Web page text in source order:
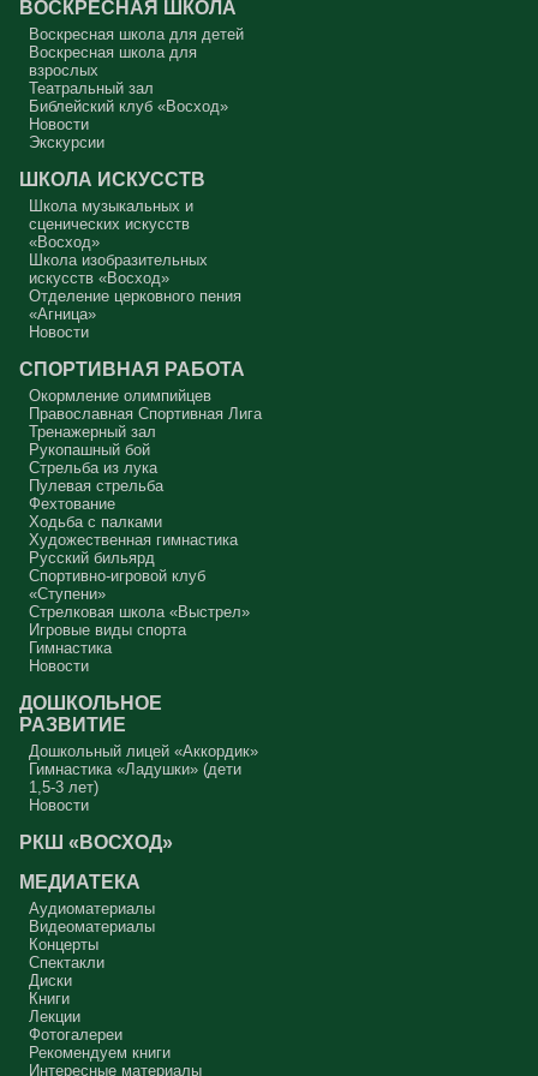
Сегодняшняя притча очень трудная. В ней хочется увидеть кого-то
другого, но не себя.
Вот с этим предлагается войти в сплошную неделю. Ещё раз:
сплошная неделя прошла, потом две мясопустные, третья –
Масленица, прощённое воскресенье. С чем я приду?
В нас должно быть внимание к тому, что время воздержания – это
дни для приготовления не только к Пасхе, а к Небесному Царству!
Это цель жизни. Я об этом забыл, я туда хочу, но я забыл. И я
сначала увидеть в себе этого урода, а потом начать с ним борьбу.
Аминь.
Протоиерей Андрей Алексеев
ВОСКРЕСНАЯ ШКОЛА
Воскресная школа для детей
Воскресная школа для
взрослых
Театральный зал
Библейский клуб «Восход»
Новости
Экскурсии
ШКОЛА ИСКУССТВ
Школа музыкальных и
сценических искусств
«Восход»
Школа изобразительных
искусств «Восход»
Отделение церковного пения
«Агница»
Новости
СПОРТИВНАЯ РАБОТА
Окормление олимпийцев
Православная Спортивная Лига
Тренажерный зал
Рукопашный бой
Стрельба из лука
Пулевая стрельба
Фехтование
Ходьба с палками
Художественная гимнастика
Русский бильярд
Спортивно-игровой клуб
«Ступени»
Стрелковая школа «Выстрел»
Игровые виды спорта
Гимнастика
Новости
ДОШКОЛЬНОЕ
РАЗВИТИЕ
Дошкольный лицей «Аккордик»
Гимнастика «Ладушки» (дети
1,5-3 лет)
Новости
РКШ «ВОСХОД»
МЕДИАТЕКА
Аудиоматериалы
Видеоматериалы
Концерты
Спектакли
Диски
Книги
Лекции
Фотогалереи
Рекомендуем книги
Интересные материалы